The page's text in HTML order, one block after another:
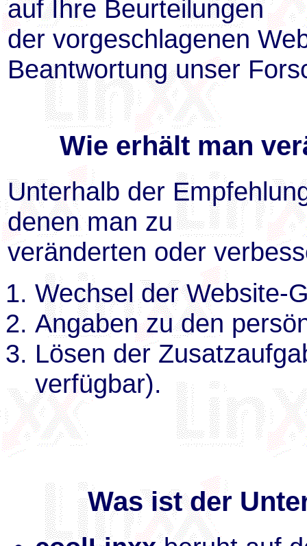
auf Ihre Beurteilungen
der vorgeschlagenen
Beantwortung unser
Wie erhält man
Unterhalb der
denen man zu
veränderten oder
Wechsel der Website-
Angaben zu den
Lösen der
verfügbar).
Was ist der